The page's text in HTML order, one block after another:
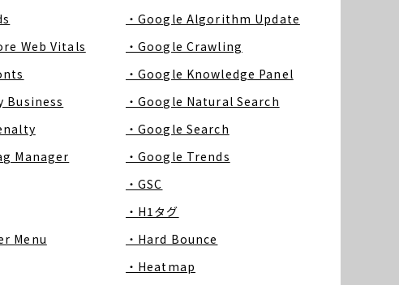
・Google Algorithm Update
Web Vitals
・Google Crawling
・Google Knowledge Panel
Business
・Google Natural Search
・Google Search
Manager
・Google Trends
・GSC
・H1タグ
Menu
・Hard Bounce
・Heatmap